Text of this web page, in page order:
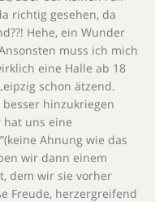
richtig gesehen, da
Hehe, ein Wunder
muss ich mich
eine Halle ab 18
schon ätzend.
hinzukriegen
hat uns eine
Ahnung wie das
wir dann einem
dem wir sie vorher
Freude, herzergreifend